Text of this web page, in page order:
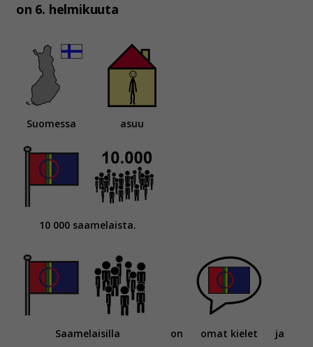
on 6. helmikuuta
Suomessa asuu
10 000 saamelaista.
Saamelaisilla on omat kielet ja